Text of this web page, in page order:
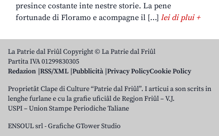
presince costante inte nestre storie. La pene
fortunade di Floramo e acompagne il […] lei di plui +
La Patrie dal Friûl Copyright © La Patrie dal Friûl
Partita IVA 01299830305
Redazion RSS/XML Pubblicità Privacy PolicyCookie Policy
Proprietât Clape di Culture “Patrie dal Friûl”. I articui a son scrits in
lenghe furlane e cu la grafie uficiâl de Regjon Friûl – V.J.
USPI – Union Stampe Periodiche Taliane
ENSOUL srl-Grafiche GTower Studio